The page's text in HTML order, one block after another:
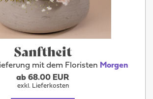
Sanftheit
mit dem Floristen Morgen
ab 68.00 EUR
exkl. Lieferkosten